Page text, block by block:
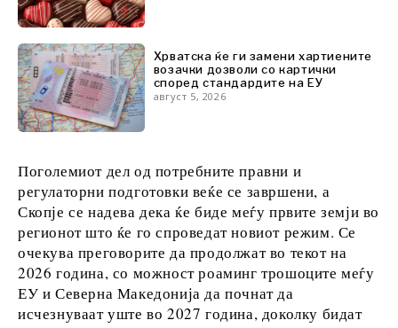
Вести
Настани
Култура
Спорт
Lifestyle
Храна &
Пијалаци
Western
Balkans
2030
Хрватска ќе ги замени хартиените
возачки дозволи со картички
според стандардите на ЕУ
август 5, 2026
Поголемиот дел од потребните правни и
регулаторни подготовки веќе се завршени, а
Скопје се надева дека ќе биде меѓу првите земји во
регионот што ќе го спроведат новиот режим. Се
очекува преговорите да продолжат во текот на
2026 година, со можност роаминг трошоците меѓу
ЕУ и Северна Македонија да почнат да
исчезнуваат уште во 2027 година, доколку бидат